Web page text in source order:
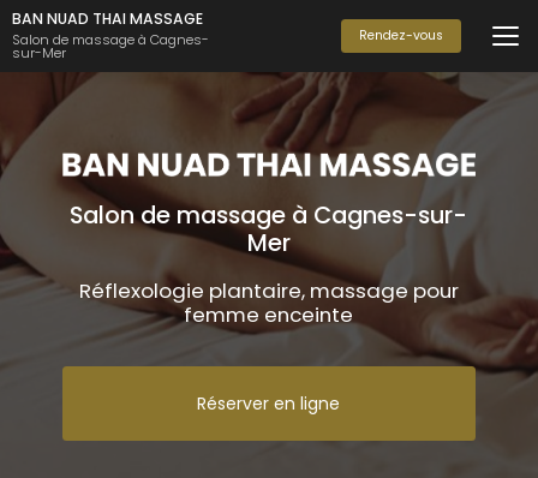
Aller
au
contenu
principal
BAN NUAD THAI MASSAGE
Salon de massage à Cagnes-
sur-Mer
Rendez-vous
Salon de massage à Cagnes-sur-
Mer
Réflexologie plantaire, massage pour
femme enceinte
Réserver en ligne